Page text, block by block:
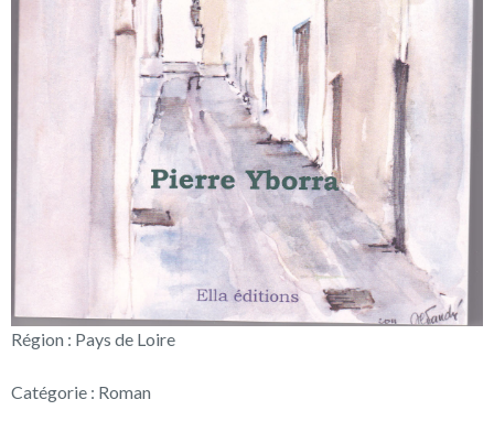
Région : Pays de Loire
Catégorie : Roman